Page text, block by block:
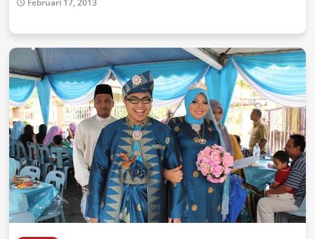
Februari 17, 2013